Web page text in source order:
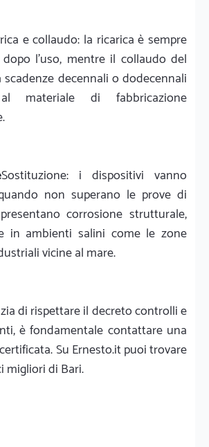
e collaudo: la ricarica è sempre
l'uso, mentre il collaudo del
decennali o dodecennali
materiale di fabbricazione
Sostituzione: i dispositivi vanno
non superano le prove di
corrosione strutturale,
in ambienti salini come le zone
vicine al mare.
di rispettare il decreto controlli e
è fondamentale contattare una
Su Ernesto.it puoi trovare
migliori di Bari.